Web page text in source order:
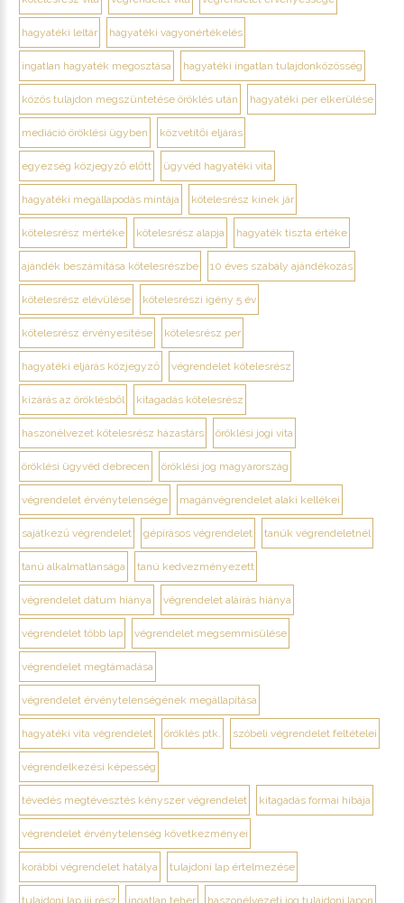
hagyatéki leltár hagyatéki vagyonértékelés
ingatlan hagyaték megosztása hagyatéki ingatlan tulajdonközösség
közös tulajdon megszüntetése öröklés után hagyatéki per elkerülése
mediáció öröklési ügyben közvetítői eljárás
egyezség közjegyző előtt ügyvéd hagyatéki vita
hagyatéki megállapodás mintája kötelesrész kinek jár
kötelesrész mértéke kötelesrész alapja hagyaték tiszta értéke
ajándék beszámítása kötelesrészbe 10 éves szabály ajándékozás
kötelesrész elévülése kötelesrészi igény 5 év
kötelesrész érvényesítése kötelesrész per
hagyatéki eljárás közjegyző végrendelet kötelesrész
kizárás az öröklésből kitagadás kötelesrész
haszonélvezet kötelesrész házastárs öröklési jogi vita
öröklési ügyvéd debrecen öröklési jog magyarország
végrendelet érvénytelensége magánvégrendelet alaki kellékei
sajátkezű végrendelet gépírásos végrendelet tanúk végrendeletnél
tanú alkalmatlansága tanú kedvezményezett
végrendelet dátum hiánya végrendelet aláírás hiánya
végrendelet több lap végrendelet megsemmisülése
végrendelet megtámadása
végrendelet érvénytelenségének megállapítása
hagyatéki vita végrendelet öröklés ptk. szóbeli végrendelet feltételei
végrendelkezési képesség
tévedés megtévesztés kényszer végrendelet kitagadás formai hibája
végrendelet érvénytelenség következményei
korábbi végrendelet hatálya tulajdoni lap értelmezése
tulajdoni lap iii rész ingatlan teher haszonélvezeti jog tulajdoni lapon